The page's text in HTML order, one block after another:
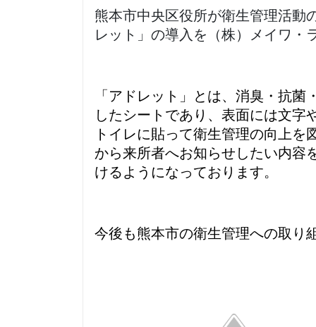
熊本市中央区役所が衛生管理活動
レット」の導入を（株）メイワ・
「アドレット」とは、消臭・抗
したシートであり、表面には文字
トイレに貼って衛生管理の向上
から来所者へお知らせしたい内容
けるようになっております。
今後も熊本市の衛生管理への取り